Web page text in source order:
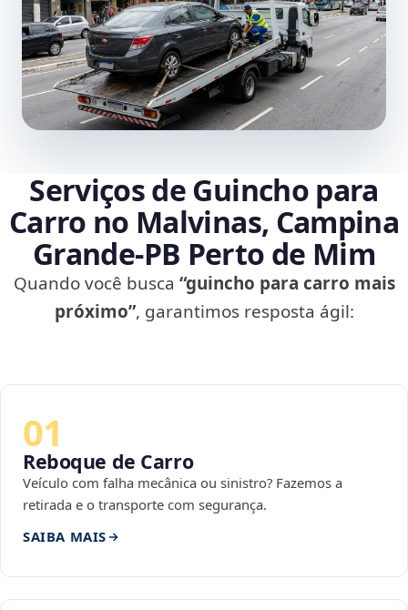
Serviços de Guincho para
Carro no Malvinas, Campina
Grande‑PB Perto de Mim
Quando você busca “guincho para carro mais
próximo”, garantimos resposta ágil:
01
Reboque de Carro
Veículo com falha mecânica ou sinistro? Fazemos a
retirada e o transporte com segurança.
SAIBA MAIS